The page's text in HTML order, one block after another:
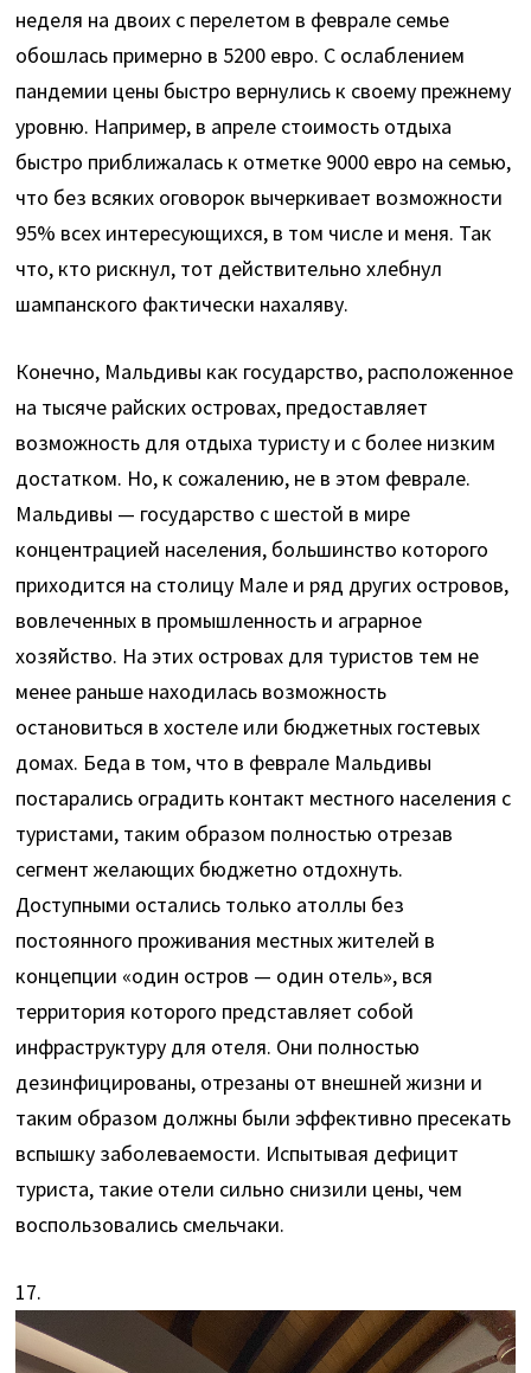
неделя на двоих с перелетом в феврале семье
обошлась примерно в 5200 евро. С ослаблением
пандемии цены быстро вернулись к своему прежнему
уровню. Например, в апреле стоимость отдыха
быстро приближалась к отметке 9000 евро на семью,
что без всяких оговорок вычеркивает возможности
95% всех интересующихся, в том числе и меня. Так
что, кто рискнул, тот действительно хлебнул
шампанского фактически нахаляву.
Конечно, Мальдивы как государство, расположенное
на тысяче райских островах, предоставляет
возможность для отдыха туристу и с более низким
достатком. Но, к сожалению, не в этом феврале.
Мальдивы — государство с шестой в мире
концентрацией населения, большинство которого
приходится на столицу Мале и ряд других островов,
вовлеченных в промышленность и аграрное
хозяйство. На этих островах для туристов тем не
менее раньше находилась возможность
остановиться в хостеле или бюджетных гостевых
домах. Беда в том, что в феврале Мальдивы
постарались оградить контакт местного населения с
туристами, таким образом полностью отрезав
сегмент желающих бюджетно отдохнуть.
Доступными остались только атоллы без
постоянного проживания местных жителей в
концепции «один остров — один отель», вся
территория которого представляет собой
инфраструктуру для отеля. Они полностью
дезинфицированы, отрезаны от внешней жизни и
таким образом должны были эффективно пресекать
вспышку заболеваемости. Испытывая дефицит
туриста, такие отели сильно снизили цены, чем
воспользовались смельчаки.
17.